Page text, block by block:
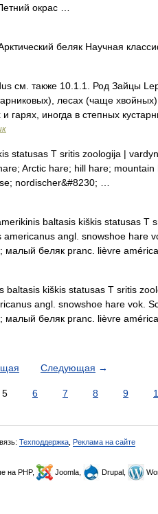
окрас …
беляк Научная
см. также 10.1.1. Род Зайцы
лесах (чаще
гарях, иногда в степных
statusas T sritis zoologija |
Arctic hare; hill hare;
nordischer&#8230; …
baltasis kiškis statusas T
angl. snowshoe hare
малый беляк pranc. lièvre
baltasis kiškis statusas T sritis
angl. snowshoe hare vok.
малый беляк pranc. lièvre
Следующая →
5 6 7 8 9
Техподдержка Реклама на сайте
на PHP, Joomla, Drupal,